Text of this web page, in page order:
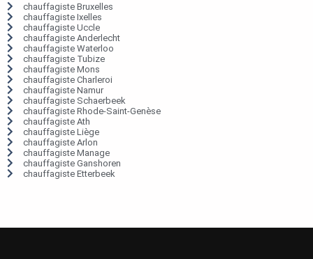
chauffagiste Bruxelles
chauffagiste Ixelles
chauffagiste Uccle
chauffagiste Anderlecht
chauffagiste Waterloo
chauffagiste Tubize
chauffagiste Mons
chauffagiste Charleroi
chauffagiste Namur
chauffagiste Schaerbeek
chauffagiste Rhode-Saint-Genèse
chauffagiste Ath
chauffagiste Liège
chauffagiste Arlon
chauffagiste Manage
chauffagiste Ganshoren
chauffagiste Etterbeek